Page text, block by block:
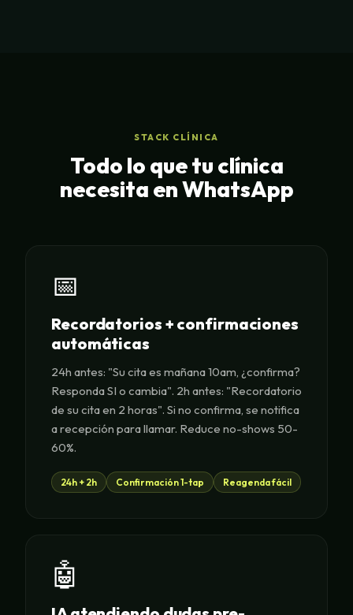
STACK CLÍNICA
Todo lo que tu clínica
necesita en WhatsApp
📅
Recordatorios + confirmaciones
automáticas
24h antes: "Su cita es mañana 10am, ¿confirma?
Responda SI o cambia". 2h antes: "Recordatorio
de su cita en 2 horas". Si no confirma, se notifica
a recepción para llamar. Reduce no-shows 50-
60%.
24h + 2h Confirmación 1-tap Reagenda fácil
🤖